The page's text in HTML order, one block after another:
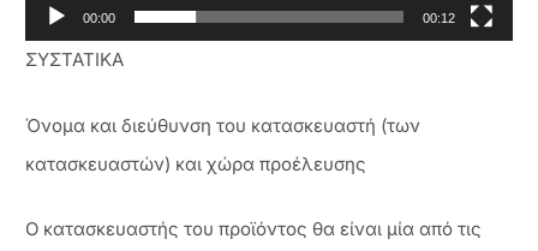
00:00 00:12
ΣΥΣΤΑΤΙΚΑ
Όνομα και διεύθυνση του κατασκευαστή (των
κατασκευαστών) και χώρα προέλευσης
Ο κατασκευαστής του προϊόντος θα είναι μία από τις